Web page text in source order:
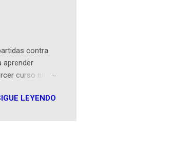
hoy se
contra
aprender
curso no
hasta jugar
nos
LEYENDO